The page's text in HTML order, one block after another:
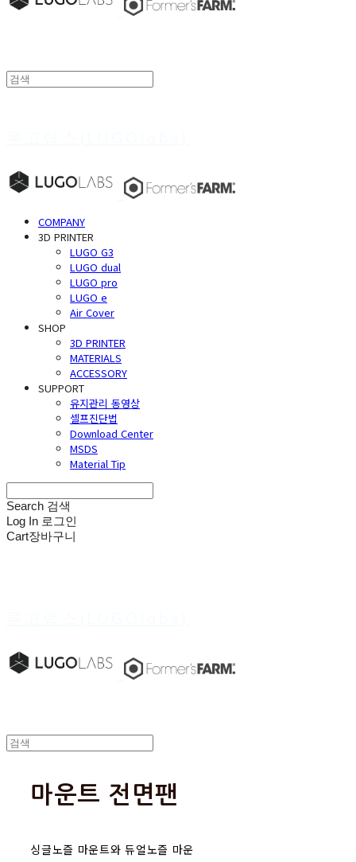
COMPANY
3D PRINTER
LUGO G3
LUGO dual
LUGO pro
LUGO e
Air Cover
SHOP
3D PRINTER
MATERIALS
ACCESSORY
SUPPORT
유지관리 동영상
셀프진단법
Download Center
MSDS
Material Tip
Search 검색
Log In 로그인
Cart장바구니
마운트 전면팬
싱글노즐 마운트와 듀얼노즐 마운